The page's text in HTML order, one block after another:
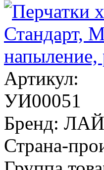
Артикул:
УИ00051
Бренд:
Страна-